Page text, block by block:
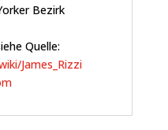
Bezirk
Quelle:
James_Rizzi